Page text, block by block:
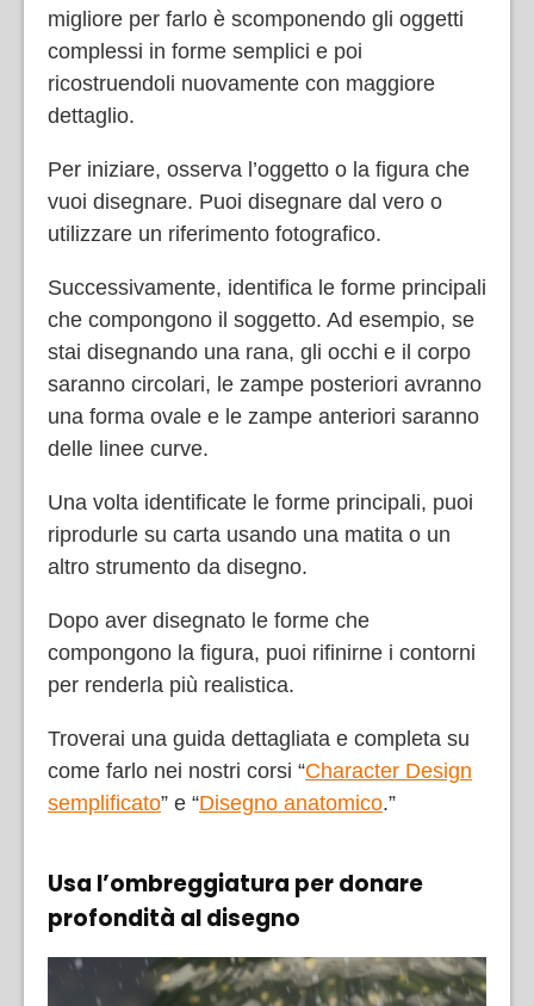
migliore per farlo è scomponendo gli oggetti
complessi in forme semplici e poi
ricostruendoli nuovamente con maggiore
dettaglio.
Per iniziare, osserva l’oggetto o la figura che
vuoi disegnare. Puoi disegnare dal vero o
utilizzare un riferimento fotografico.
Successivamente, identifica le forme principali
che compongono il soggetto. Ad esempio, se
stai disegnando una rana, gli occhi e il corpo
saranno circolari, le zampe posteriori avranno
una forma ovale e le zampe anteriori saranno
delle linee curve.
Una volta identificate le forme principali, puoi
riprodurle su carta usando una matita o un
altro strumento da disegno.
Dopo aver disegnato le forme che
compongono la figura, puoi rifinirne i contorni
per renderla più realistica.
Troverai una guida dettagliata e completa su
come farlo nei nostri corsi “Character Design
semplificato” e “Disegno anatomico.”
Usa l’ombreggiatura per donare
profondità al disegno